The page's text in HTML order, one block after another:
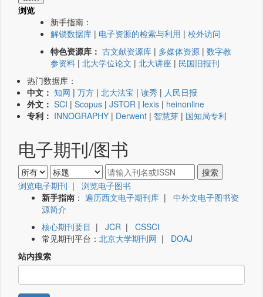
浏览
新手指南：
解锁数据库 | 电子资源的检索与利用 | 校外访问
特色资源库： 古文献资源库 | 多媒体资源 | 数字教
参资料 | 北大学位论文 | 北大讲座 | 民国旧报刊
热门数据库：
中文： 知网 | 万方 | 北大法宝 | 读秀 | 人民日报
外文： SCI | Scopus | JSTOR | lexis | heinonline
专利： INNOGRAPHY | Derwent | 智慧芽 | 国知局专利
电子期刊/图书
浏览电子期刊 | 浏览电子图书
新手指南 ： 遍历西文电子期刊库 | 中外文电子图书资
源简介
核心期刊要目 | JCR | CSSCI
常见期刊平台： 北京大学期刊网 | DOAJ
站内搜索